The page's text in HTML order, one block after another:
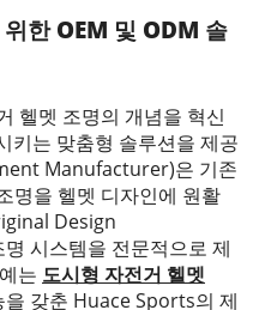
한 OEM 및 ODM 솔
헬멧 조명의 개념을 혁신
키는 맞춤형 솔루션을 제공
Manufacturer)은 기존
명을 헬멧 디자인에 원활
Design
시스템을 전문적으로 제
는 도시형 자전거 헬멧
을 갖춘 Huace Sports의 제